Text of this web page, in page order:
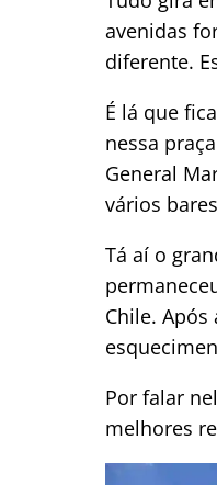
avenidas
diferente.
É lá que
nessa
General
vários
Tá aí o
Chile.
Por falar
melhores